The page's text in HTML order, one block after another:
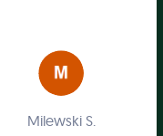
Milewski S.